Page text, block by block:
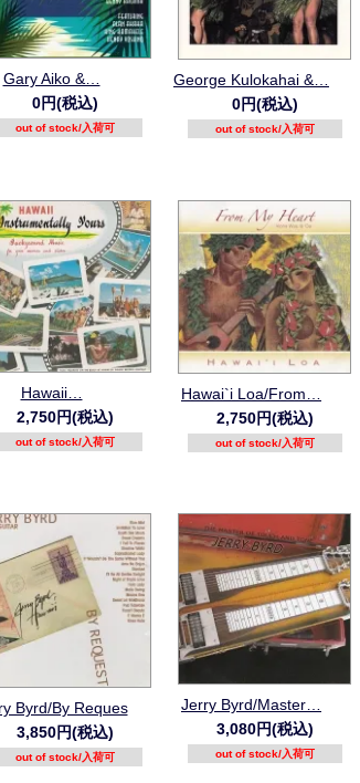
Gary Aiko &…
0円(税込)
out of stock/入荷可
George Kulokahai &…
0円(税込)
out of stock/入荷可
Hawaii…
2,750円(税込)
out of stock/入荷可
Hawai`i Loa/From…
2,750円(税込)
out of stock/入荷可
Byrd/By Reques
3,850円(税込)
out of stock/入荷可
Jerry Byrd/Master…
3,080円(税込)
out of stock/入荷可